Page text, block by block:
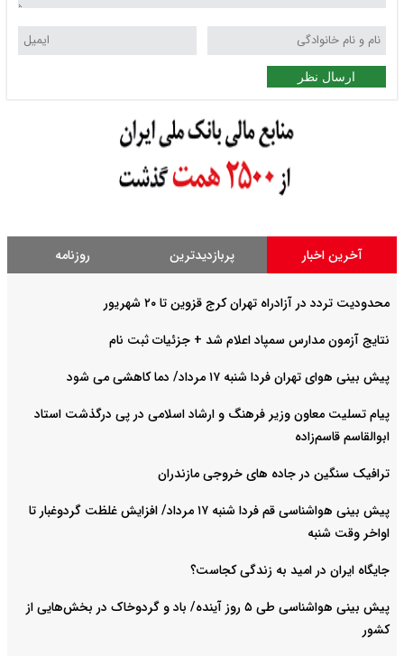
ارسال نظر
آخرین اخبار پربازدیدترین روزنامه
محدودیت تردد در آزادراه تهران کرج قزوین تا ۲۰ شهریور
نتایج آزمون مدارس سمپاد اعلام شد + جزئیات ثبت نام
پیش بینی هوای تهران فردا شنبه ۱۷ مرداد/ دما کاهشی می شود
پیام تسلیت معاون وزیر فرهنگ و ارشاد اسلامی در پی درگذشت استاد
ابوالقاسم قاسم‌زاده
ترافیک سنگین در جاده های خروجی مازندران
پیش بینی هواشناسی قم فردا شنبه ۱۷ مرداد/ افزایش غلظت گردوغبار تا
اواخر وقت شنبه
جایگاه ایران در امید به زندگی کجاست؟
پیش بینی هواشناسی طی ۵ روز آینده/ باد و گردوخاک در بخش‌هایی از
کشور